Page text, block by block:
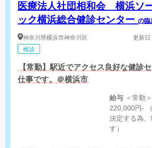
医療法人社団相和会 横浜ソ
ック横浜総合健診センターの臨
神奈川県横浜市神奈川区
検診
更新日
【常勤】駅近でアクセス良好な健診
仕事です。＠横浜市
給与
220,000円-
決定する為、
す）